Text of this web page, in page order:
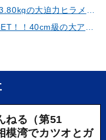
ねる（第51
模湾でカツオとガ